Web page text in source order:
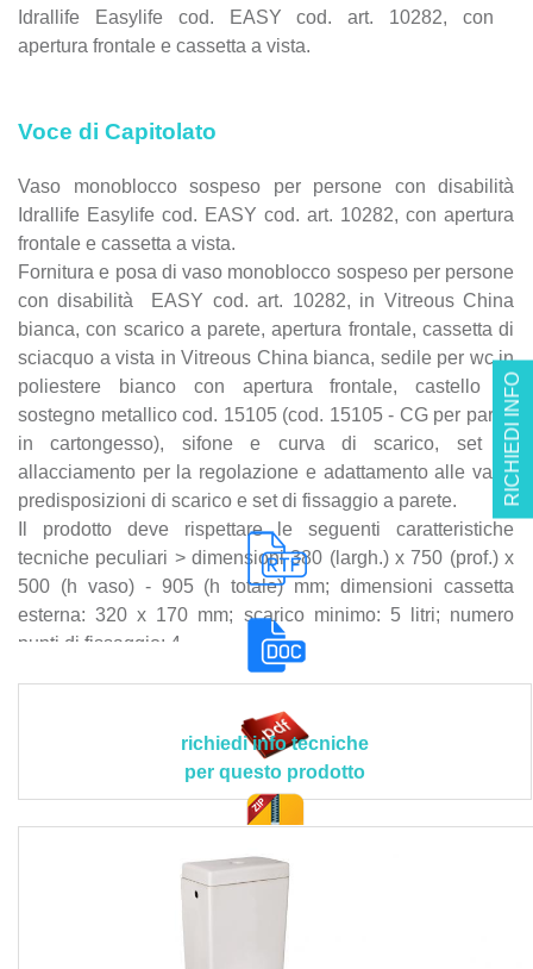
RICHIEDI INFO
Idrallife Easylife cod. EASY cod. art. 10282, con
apertura frontale e cassetta a vista.
Voce di Capitolato
Vaso monoblocco sospeso per persone con disabilità
Idrallife Easylife cod. EASY cod. art. 10282, con apertura
frontale e cassetta a vista.
Fornitura e posa di vaso monoblocco sospeso per persone
con disabilità EASY cod. art. 10282, in Vitreous China
bianca, con scarico a parete, apertura frontale, cassetta di
sciacquo a vista in Vitreous China bianca, sedile per wc in
poliestere bianco con apertura frontale, castello di
sostegno metallico cod. 15105 (cod. 15105 - CG per pareti
in cartongesso), sifone e curva di scarico, set di
allacciamento per la regolazione e adattamento alle varie
predisposizioni di scarico e set di fissaggio a parete.
Il prodotto deve rispettare le seguenti caratteristiche
tecniche peculiari > dimensioni 380 (largh.) x 750 (prof.) x
500 (h vaso) - 905 (h totale) mm; dimensioni cassetta
esterna: 320 x 170 mm; scarico minimo: 5 litri; numero
punti di fissaggio: 4.
La realizzazione deve attenersi scrupolosamente al
tecniche del Direttore dei Lavori e/o della Committenza.
Sono esclusi dal prezzo la fornitura e posa della batteria di
scarico, l’eventuale copertura igienica, mentre s’intendono
compresi il trasporto e posa dei materiali a pie d'opera, il
il fissaggio a parete della struttura metallica di sostegno
mediante l’inserimento di apposite zanche laterali ancorate
con malta cementizia speciale a presa rapida (nel caso di
parete in cartongesso si utilizzeranno appositi tasselli e viti
doc. tec.
richiedi info tecniche
per questo prodotto